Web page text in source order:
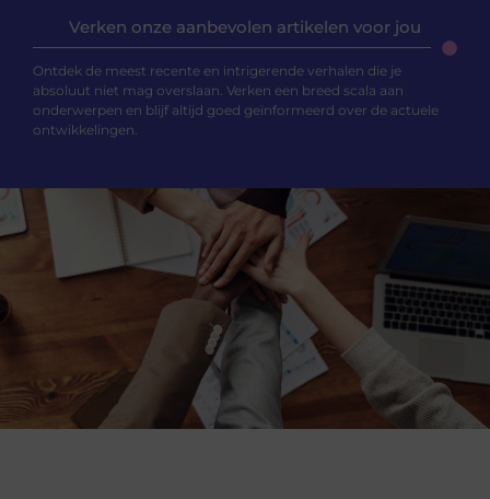
Verken onze aanbevolen artikelen voor jou
Ontdek de meest recente en intrigerende verhalen die je
absoluut niet mag overslaan. Verken een breed scala aan
onderwerpen en blijf altijd goed geïnformeerd over de actuele
ontwikkelingen.